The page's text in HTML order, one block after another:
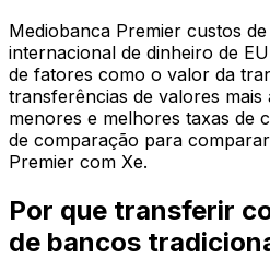
Mediobanca Premier custos
internacional de dinheiro de
de fatores como o valor da
transferências de valores mais
menores e melhores taxas de
de comparação para
Premier com Xe.
Por que transferir
de bancos